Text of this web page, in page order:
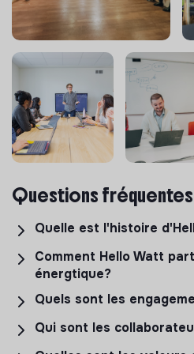
Partage de code :
Base de Données
SQL : MySQL pour les
NoSQL : MongoDB pour la
structurées / documents
Infrastructure & Déploiement
etc.)
automatisés
Outils & Collaboration
Gestion de projet : Linear
produit)
Documentation : Slite
Contrôle de version : GitLab
Questions fréquentes
Quelle est l'histoire
Comment Hello Watt
énergtique?
Quels sont les
Qui sont les